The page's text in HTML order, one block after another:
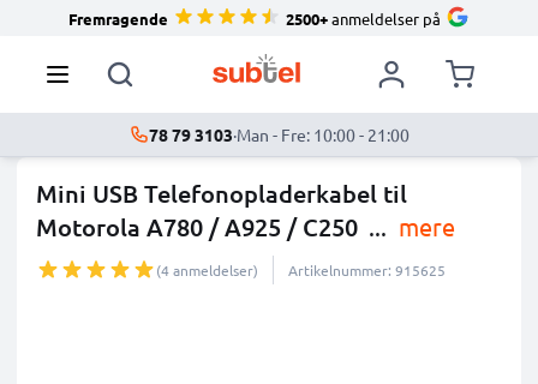
Fremragende 2500+anmeldelser på
78 79 3103·Man - Fre: 10:00 - 21:00
Mini USB Telefonopladerkabel til
Motorola A780 / A925 / C250 ... mere
(4 anmeldelser) Artikelnummer: 915625